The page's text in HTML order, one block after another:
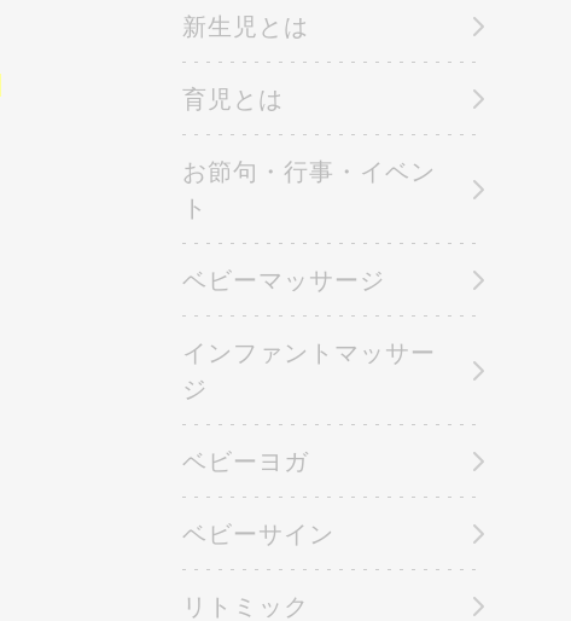
新生児とは
育児とは
お節句・行事・イベン
ト
ベビーマッサージ
インファントマッサー
ジ
ベビーヨガ
ベビーサイン
リトミック